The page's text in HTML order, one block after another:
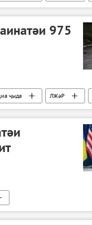
975
ҷыда ЛЖәР